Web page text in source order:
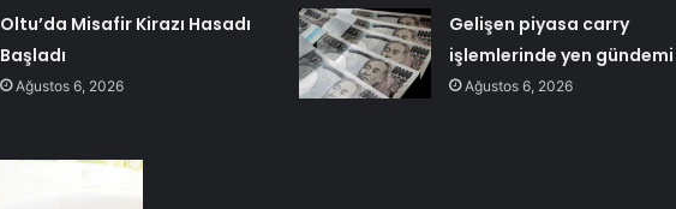
Oltu’da Misafir Kirazı Hasadı
Başladı
Ağustos 6, 2026
Gelişen piyasa carry
işlemlerinde yen gündemi
Ağustos 6, 2026